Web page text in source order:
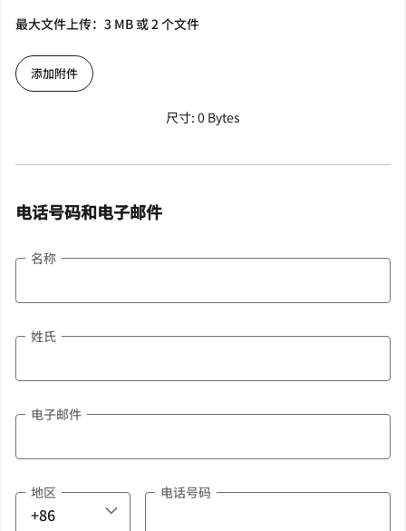
最大文件上传：3 MB 或 2 个文件
添加附件
尺寸: 0 Bytes
电话号码和电子邮件
名称
姓氏
电子邮件
地区 电话号码